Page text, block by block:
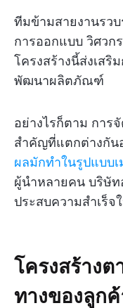
ทีมข้ามสายงานรว
การออกแบบ วิศวก
โครงสร้างนี้ส่งเสริ
พัฒนาผลิตภัณฑ์
อย่างไรก็ตาม การ
สำคัญที่แตกต่างกัน
ผลมักทำในรูปแบบ
ผู้นำหลายคน บริษัท
ประสบความสำเร็
โครงสร้าง
ทางของลูก